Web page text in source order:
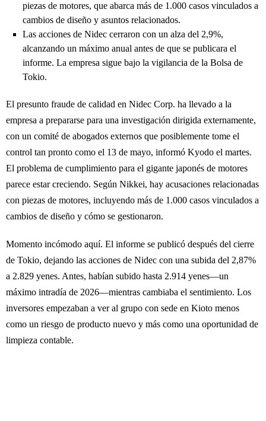
piezas de motores, que abarca más de 1.000 casos vinculados a
cambios de diseño y asuntos relacionados.
Las acciones de Nidec cerraron con un alza del 2,9%,
alcanzando un máximo anual antes de que se publicara el
informe. La empresa sigue bajo la vigilancia de la Bolsa de
Tokio.
El presunto fraude de calidad en Nidec Corp. ha llevado a la
empresa a prepararse para una investigación dirigida externamente,
con un comité de abogados externos que posiblemente tome el
control tan pronto como el 13 de mayo, informó Kyodo el martes.
El problema de cumplimiento para el gigante japonés de motores
parece estar creciendo. Según Nikkei, hay acusaciones relacionadas
con piezas de motores, incluyendo más de 1.000 casos vinculados a
cambios de diseño y cómo se gestionaron.
Momento incómodo aquí. El informe se publicó después del cierre
de Tokio, dejando las acciones de Nidec con una subida del 2,87%
a 2.829 yenes. Antes, habían subido hasta 2.914 yenes—un
máximo intradía de 2026—mientras cambiaba el sentimiento. Los
inversores empezaban a ver al grupo con sede en Kioto menos
como un riesgo de producto nuevo y más como una oportunidad de
limpieza contable.